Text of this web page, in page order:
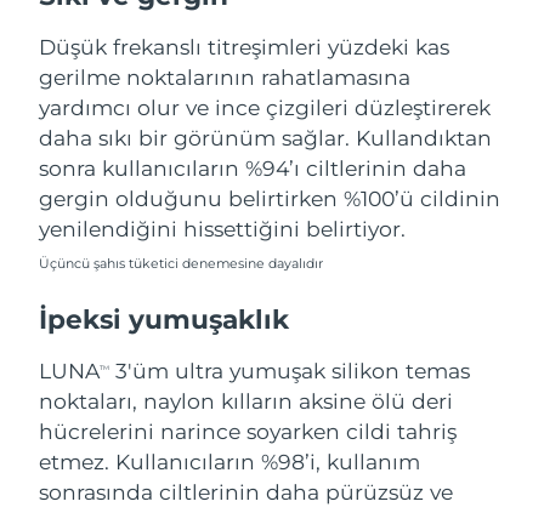
Düşük frekanslı titreşimleri yüzdeki kas
gerilme noktalarının rahatlamasına
yardımcı olur ve ince çizgileri düzleştirerek
daha sıkı bir görünüm sağlar. Kullandıktan
sonra kullanıcıların %94’ı ciltlerinin daha
gergin olduğunu belirtirken %100’ü cildinin
yenilendiğini hissettiğini belirtiyor.
Üçüncü şahıs tüketici denemesine dayalıdır
İpeksi yumuşaklık
LUNATM
3'üm ultra yumuşak silikon temas
noktaları, naylon kılların aksine ölü deri
hücrelerini narince soyarken cildi tahriş
etmez. Kullanıcıların %98’i, kullanım
sonrasında ciltlerinin daha pürüzsüz ve
Türkiye
Birleşik Arap
Emirlikleri
Tahmini teslim tarihi
Birleşik Krallık Tahmini teslim tarihi8/9/26
Amerika Birleşik
Devletleri
Vietnam